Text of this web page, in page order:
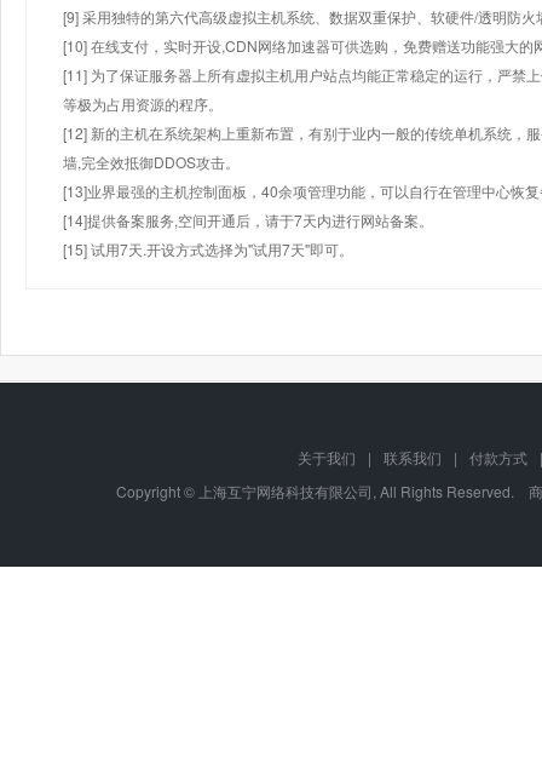
[9] 采用独特的第六代高级虚拟主机系统、数据双重保护、软硬件/透明防火
[10] 在线支付，实时开设,CDN网络加速器可供选购，免费赠送功能强大
[11] 为了保证服务器上所有虚拟主机用户站点均能正常稳定的运行，严禁
等极为占用资源的程序。
[12] 新的主机在系统架构上重新布置，有别于业内一般的传统单机系统，
墙,完全效抵御DDOS攻击。
[13]业界最强的主机控制面板，40余项管理功能，可以自行在管理中心恢
[14]提供备案服务,空间开通后，请于7天内进行网站备案。
[15] 试用7天.开设方式选择为"试用7天"即可。
关于我们 | 联系我们 | 付款方式
|
Copyright © 上海互宁网络科技有限公司, All Rights Reserved.